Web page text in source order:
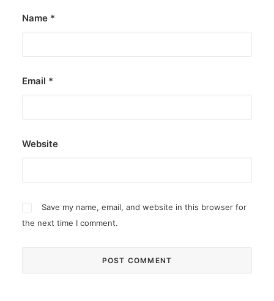
Name *
Email *
Website
Save my name, email, and website in this browser for
the next time I comment.